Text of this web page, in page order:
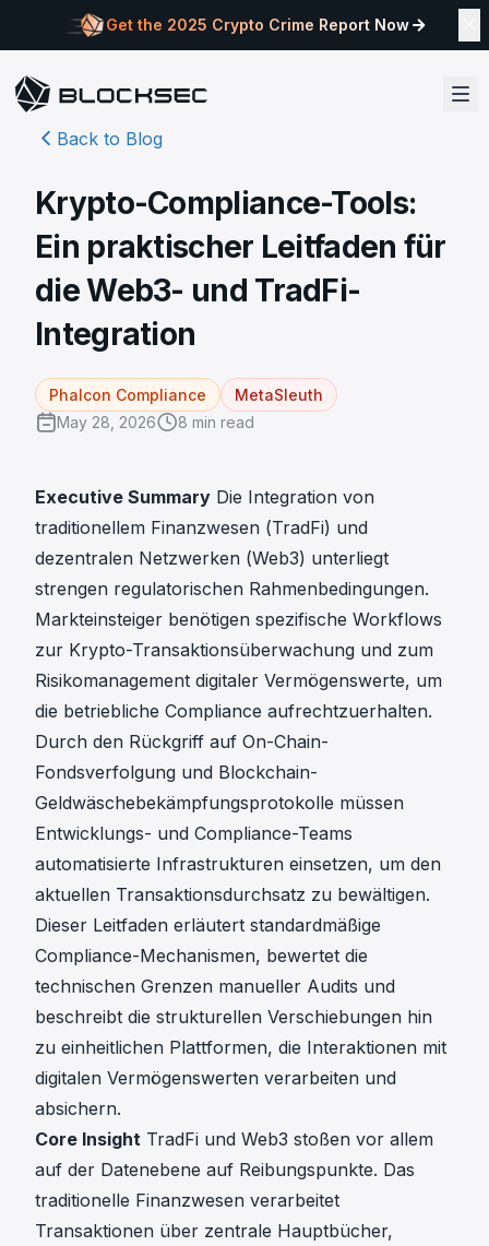
Get the 2025 Crypto Crime Report Now
Back to Blog
Krypto-Compliance-Tools:
Ein praktischer Leitfaden für
die Web3- und TradFi-
Integration
Phalcon Compliance
MetaSleuth
May 28, 2026
8 min read
Executive Summary Die Integration von
traditionellem Finanzwesen (TradFi) und
dezentralen Netzwerken (Web3) unterliegt
strengen regulatorischen Rahmenbedingungen.
Markteinsteiger benötigen spezifische Workflows
zur Krypto-Transaktionsüberwachung und zum
Risikomanagement digitaler Vermögenswerte, um
die betriebliche Compliance aufrechtzuerhalten.
Durch den Rückgriff auf On-Chain-
Fondsverfolgung und Blockchain-
Geldwäschebekämpfungsprotokolle müssen
Entwicklungs- und Compliance-Teams
automatisierte Infrastrukturen einsetzen, um den
aktuellen Transaktionsdurchsatz zu bewältigen.
Dieser Leitfaden erläutert standardmäßige
Compliance-Mechanismen, bewertet die
technischen Grenzen manueller Audits und
beschreibt die strukturellen Verschiebungen hin
zu einheitlichen Plattformen, die Interaktionen mit
digitalen Vermögenswerten verarbeiten und
absichern.
Core Insight TradFi und Web3 stoßen vor allem
auf der Datenebene auf Reibungspunkte. Das
traditionelle Finanzwesen verarbeitet
Transaktionen über zentrale Hauptbücher,